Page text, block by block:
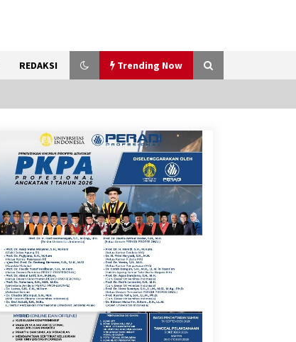
REDAKSI Trending Now
Gebyar Lomba 17 Agustus
RSUD Tigaraksa, Semarakkan
HUT RI dengan Nuansa
Kebersamaan
7 Agustus 2026
Sarana PAUD Diperkuat,
Tangsel Dorong Angka
Partisipasi Sekolah Terus
Meningkat
7 Agustus 2026